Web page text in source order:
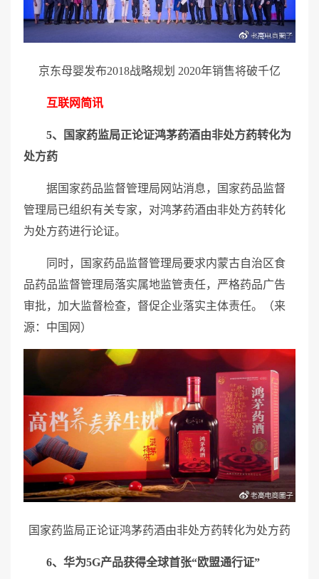
京东母婴发布2018战略规划 2020年销售将破千亿
互联网简讯
5、国家药监局正论证鸿茅药酒由非处方药转化为
处方药
据国家药品监督管理局网站消息，国家药品监督
管理局已组织有关专家，对鸿茅药酒由非处方药转化
为处方药进行论证。
同时，国家药品监督管理局要求内蒙古自治区食
品药品监督管理局落实属地监管责任，严格药品广告
审批，加大监督检查，督促企业落实主体责任。（来
源：中国网）
国家药监局正论证鸿茅药酒由非处方药转化为处方药
6、华为5G产品获得全球首张“欧盟通行证”